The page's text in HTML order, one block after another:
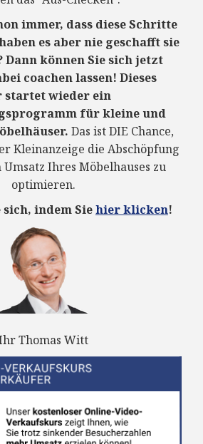
immer, dass diese Schritte
es aber nie geschafft sie
Dann können Sie sich jetzt
coachen lassen! Dieses
startet wieder ein
für kleine und
Das ist DIE Chance,
Kleinanzeige die Abschöpfung
Ihres Möbelhauses zu
optimieren.
indem Siehier klicken!
Thomas Witt